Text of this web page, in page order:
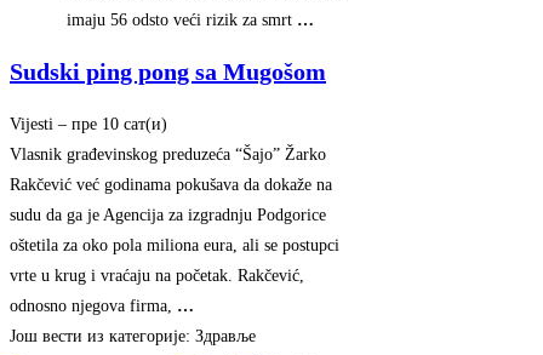
imaju 56 odsto veći rizik za smrt …
Sudski ping pong sa Mugošom
Vijesti – ‎пре 10 сат(и)‎
Vlasnik građevinskog preduzeća “Šajo” Žarko
Rakčević već godinama pokušava da dokaže na
sudu da ga je Agencija za izgradnju Podgorice
oštetila za oko pola miliona eura, ali se postupci
vrte u krug i vraćaju na početak. Rakčević,
odnosno njegova firma, …
Још вести из категорије: Здравље